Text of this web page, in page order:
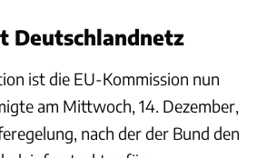
Deutschlandnetz
ist die EU-Kommission nun
am Mittwoch, 14. Dezember,
nach der der Bund den